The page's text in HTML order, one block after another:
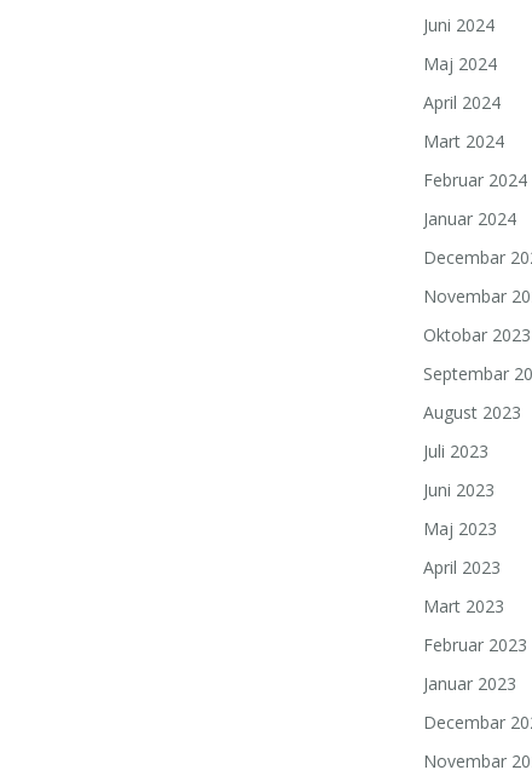
Juni 2024
Maj 2024
April 2024
Mart 2024
Februar 2024
Januar 2024
Decembar
Novembar
Oktobar 2023
Septembar
August 2023
Juli 2023
Juni 2023
Maj 2023
April 2023
Mart 2023
Februar 2023
Januar 2023
Decembar
Novembar